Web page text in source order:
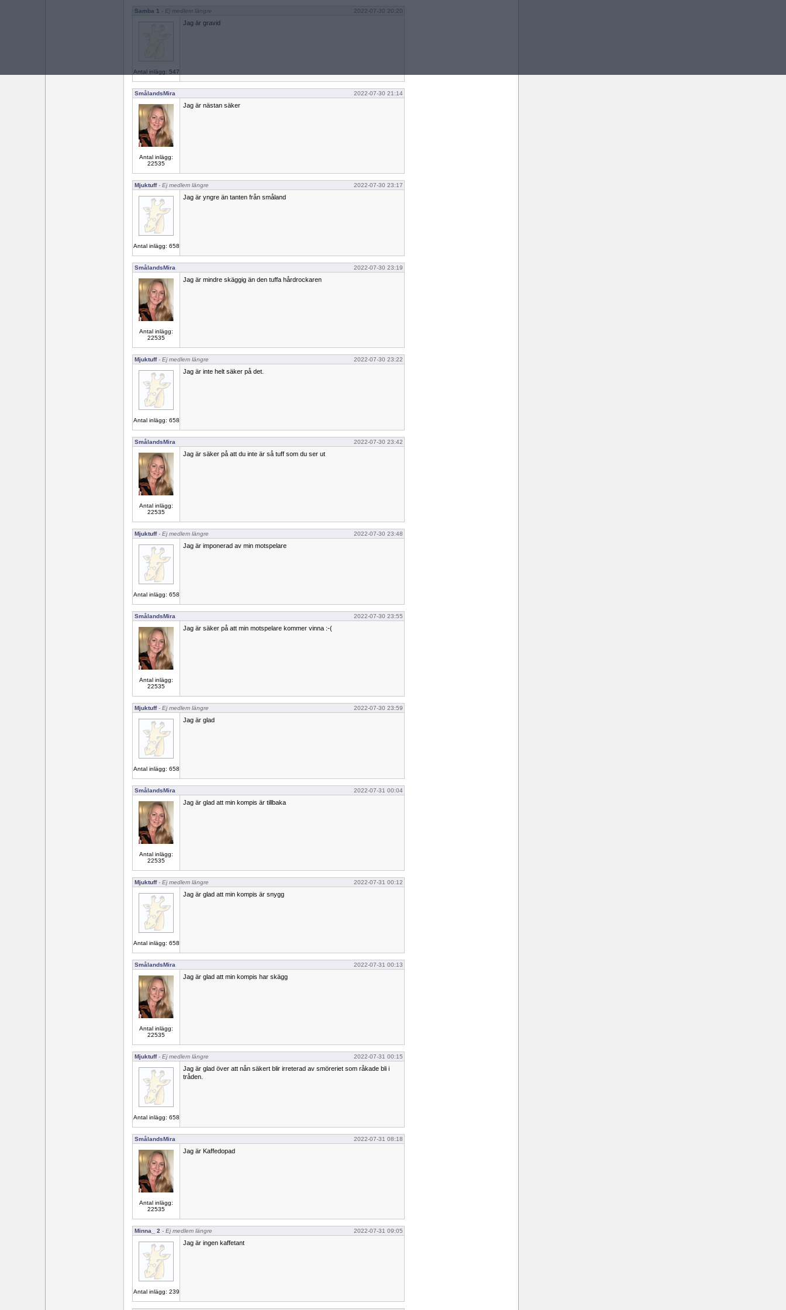
Samba 1 - Ej medlem längre 2022-07-30 20:20
Antal inlägg: 547
Jag är gravid
SmålandsMira 2022-07-30 21:14
Antal inlägg:
22535
Jag är nästan säker
Mjuktuff- Ej medlem längre 2022-07-30 23:17
Antal inlägg: 658
Jag är yngre än tanten från småland
SmålandsMira 2022-07-30 23:19
Antal inlägg:
22535
Jag är mindre skäggig än den tuffa hårdrockaren
Mjuktuff- Ej medlem längre 2022-07-30 23:22
Antal inlägg: 658
Jag är inte helt säker på det.
SmålandsMira 2022-07-30 23:42
Antal inlägg:
22535
Jag är säker på att du inte är så tuff som du ser ut
Mjuktuff- Ej medlem längre 2022-07-30 23:48
Antal inlägg: 658
Jag är imponerad av min motspelare
SmålandsMira 2022-07-30 23:55
Antal inlägg:
22535
Jag är säker på att min motspelare kommer vinna :-(
Mjuktuff- Ej medlem längre 2022-07-30 23:59
Antal inlägg: 658
Jag är glad
SmålandsMira 2022-07-31 00:04
Antal inlägg:
22535
Jag är glad att min kompis är tillbaka
Mjuktuff- Ej medlem längre 2022-07-31 00:12
Antal inlägg: 658
Jag är glad att min kompis är snygg
SmålandsMira 2022-07-31 00:13
Antal inlägg:
22535
Jag är glad att min kompis har skägg
Mjuktuff- Ej medlem längre 2022-07-31 00:15
Antal inlägg: 658
Jag är glad över att nån säkert blir irreterad av smöreriet som råkade bli i
tråden.
SmålandsMira 2022-07-31 08:18
Antal inlägg:
22535
Jag är Kaffedopad
Minna_ 2 - Ej medlem längre 2022-07-31 09:05
Antal inlägg: 239
Jag är ingen kaffetant